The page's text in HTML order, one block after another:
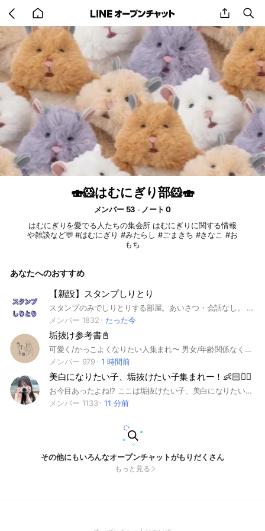
back
to
home
share
🍣🐹はむにぎり部🐹🍣
メンバー 53
ノート 0
はむにぎりを愛でる人たちの集会所 はむにぎりに関する情報
や雑談など💬 #はむにぎり #みたらし #ごまきち #きなこ #お
もち
あなたへのおすすめ
【新設】スタンプしりとり
スタンプのみでしりとりする部屋。あいさつ・会話なし。 ルールを読んでからしりとりに参加してください😊 ⚠️間違えやすいルールとして、このお部屋は「ん」で終わったら、「ん・あ行」からのスタートです。 慣れないうちは間違えることもあるかと思いますが、注意されても次に気をつけてもらえたらOKなのでお気軽に参加してね😊
メンバー 1832
たった今
垢抜け参考書📓
可愛く/かっこよくなりたい人集まれ〜 男女/年齢関係なく気軽に入ってね♡ 即抜け❌((宣伝して抜けるとかありえないかんね？ 荒らし・下ネタ❌((強制退会・通報しちゃうぞ(ˊᗜˋ) 垢抜けとメチャクチャ関係ない話はやだよ。もし、辞めなかったら他の人の迷惑になるんですぐ蹴ります。 それと～、垢抜け参考書だから、ノートを垢抜けするための参考書のような形で作っていって欲しいなとおもいます(*^^*)自己紹介控えて欲しいです。 ※少し通知多め♡ んじゃ、中で待ってますんで、早く入ってちょうだい(っ˙˘˙)っ #垢抜け#男女兼用#可愛くなりたい#かっこよくなりたい#ファッション#メイク#髪型#ダイエット#スタイル#モテたい#オススメ
メンバー 979
1 時間前
美白になりたい子、垢抜けたい子集まれー！👶🏻❤️‍🔥
お今目あったよね!? ここは垢抜けたい子、美白になりたい子がみんなで頑張って努力するお部屋だよ！ ᧔❤︎᧓••このオプのルール••᧔❤︎᧓ 1 即抜け、無言抜け禁止❌ 2 荒らしもダメ❌ 3 女の子限定のオプ!! (男の子は違うオプに入ってくれると嬉しいです) 4 皆で楽しく話し合おう🤍 ルールはこれくらい！ 皆で楽しく頑張ってこ！🥞🎀 ※抜ける時は理由を言ってからにしてください ※オプの宣伝ありです🙆‍♀️でも宣伝だけして抜ける、宣伝目的では入らないでください。 作成日 💗２♡２３５.３‎💗
メンバー 1133
11 分前
その他にもいろんなオープンチャットがもりだくさん
もっと見る